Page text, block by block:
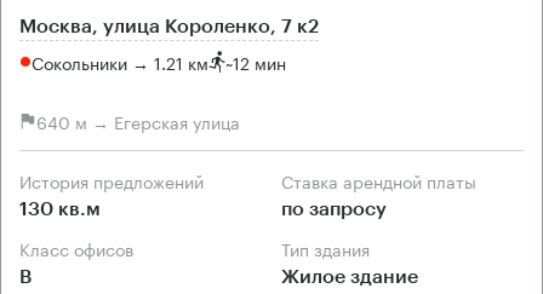
Москва, улица Короленко, 7 к2
Сокольники → 1.21 км ~12 мин
640 м → Егерская улица
История предложений
130 кв.м
Ставка арендной платы
по запросу
Класс офисов
B
Тип здания
Жилое здание